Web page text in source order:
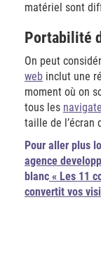
matériel sont
Portabilité
On peut
web inclut une
moment où on
tous les
taille de l’écran
Pour aller plus
agence
blanc « Les 11
convertit vos